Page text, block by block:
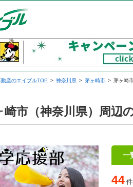
産のエイブルTOP 神奈川県 茅ヶ崎市 茅ヶ崎
崎市（神奈川県）周辺
一
44